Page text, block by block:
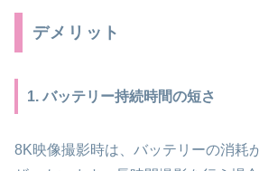
デメリット
1. バッテリー持続時間の短さ
8K映像撮影時は、バッテリーの消耗